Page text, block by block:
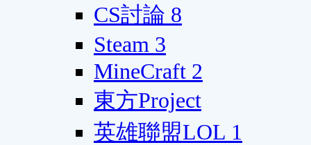
CS討論 8
Steam 3
MineCraft 2
東方Project
英雄聯盟LOL 1